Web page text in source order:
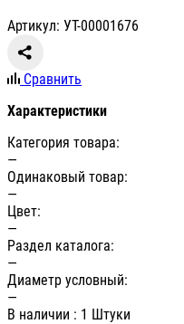
Артикул: УТ-00001676
Сравнить
Характеристики
Категория товара:
—
Одинаковый товар:
—
Цвет:
—
Раздел каталога:
—
Диаметр условный:
—
В наличии : 1 Штуки